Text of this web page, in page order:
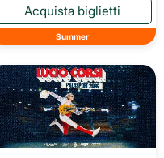
Summer